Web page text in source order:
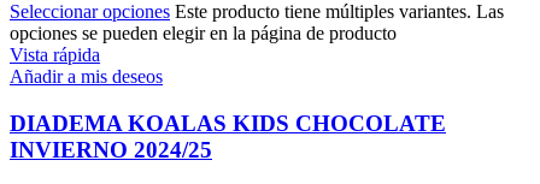
Seleccionar opciones Este producto tiene múltiples variantes. Las
opciones se pueden elegir en la página de producto
Vista rápida
Añadir a mis deseos
DIADEMA KOALAS KIDS CHOCOLATE
INVIERNO 2024/25